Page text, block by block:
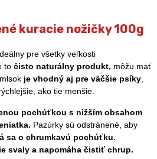
kuracie nožičky 100g
pre všetky veľkosti
to čisto naturálny produkt, môžu mať
je vhodný aj pre väčšie psíky
ako tie menšie.
pochúťkou s nižším obsahom
Pazúrky sú odstránené, aby
sa o chrumkavú pochúťku.
svaly a napomáha čistiť chrup.